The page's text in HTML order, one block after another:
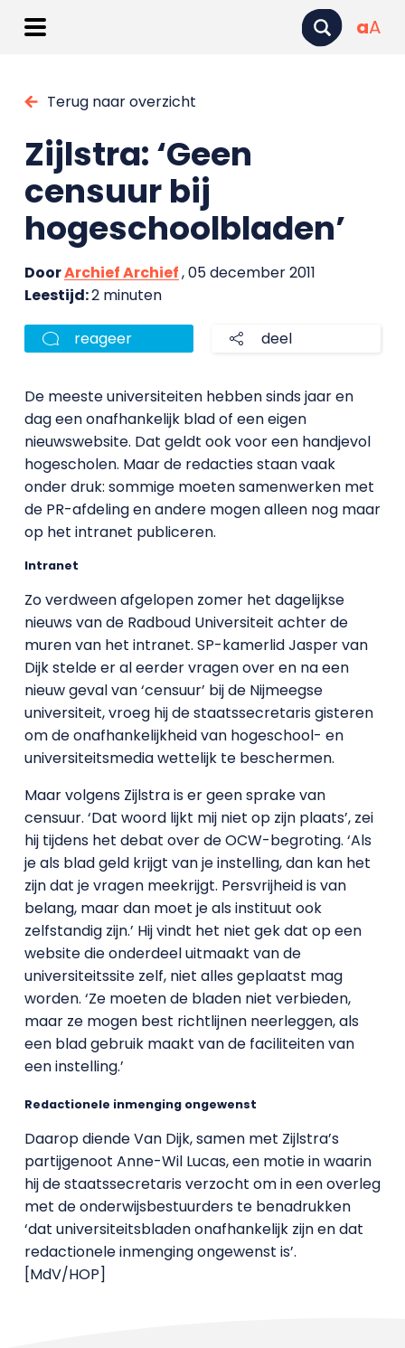
aA
Terug naar overzicht
Zijlstra: ‘Geen
censuur bij
hogeschoolbladen’
DoorArchief Archief, 05 december 2011
Leestijd:2 minuten
reageer deel
De meeste universiteiten hebben sinds jaar en
dag een onafhankelijk blad of een eigen
nieuwswebsite. Dat geldt ook voor een handjevol
hogescholen. Maar de redacties staan vaak
onder druk: sommige moeten samenwerken met
de PR-afdeling en andere mogen alleen nog maar
op het intranet publiceren.
Intranet
Zo verdween afgelopen zomer het dagelijkse
nieuws van de Radboud Universiteit achter de
muren van het intranet. SP-kamerlid Jasper van
Dijk stelde er al eerder vragen over en na een
nieuw geval van ‘censuur’ bij de Nijmeegse
universiteit, vroeg hij de staatssecretaris gisteren
om de onafhankelijkheid van hogeschool- en
universiteitsmedia wettelijk te beschermen.
Maar volgens Zijlstra is er geen sprake van
censuur. ‘Dat woord lijkt mij niet op zijn plaats’, zei
hij tijdens het debat over de OCW-begroting. ‘Als
je als blad geld krijgt van je instelling, dan kan het
zijn dat je vragen meekrijgt. Persvrijheid is van
belang, maar dan moet je als instituut ook
zelfstandig zijn.’ Hij vindt het niet gek dat op een
website die onderdeel uitmaakt van de
universiteitssite zelf, niet alles geplaatst mag
worden. ‘Ze moeten de bladen niet verbieden,
maar ze mogen best richtlijnen neerleggen, als
een blad gebruik maakt van de faciliteiten van
een instelling.’
Redactionele inmenging ongewenst
Daarop diende Van Dijk, samen met Zijlstra’s
partijgenoot Anne-Wil Lucas, een motie in waarin
hij de staatssecretaris verzocht om in een overleg
met de onderwijsbestuurders te benadrukken
‘dat universiteitsbladen onafhankelijk zijn en dat
redactionele inmenging ongewenst is’.
[MdV/HOP]